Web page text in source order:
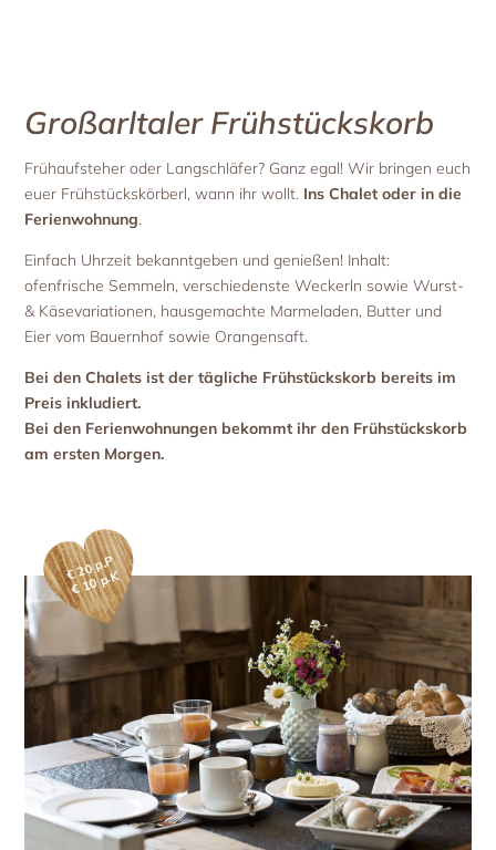
Großarltaler Frühstückskorb
Frühaufsteher oder Langschläfer? Ganz egal! Wir bringen euch
euer Frühstückskörberl, wann ihr wollt. Ins Chalet oder in die
Ferienwohnung.
Einfach Uhrzeit bekanntgeben und genießen! Inhalt:
ofenfrische Semmeln, verschiedenste Weckerln sowie Wurst-
& Käsevariationen, hausgemachte Marmeladen, Butter und
Eier vom Bauernhof sowie Orangensaft.
Bei den Chalets ist der tägliche Frühstückskorb bereits im
Preis inkludiert.
Bei den Ferienwohnungen bekommt ihr den Frühstückskorb
am ersten Morgen.
€ 20 p.P
€ 10 p.K